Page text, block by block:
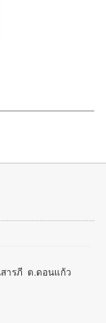
สารภี ต.ดอนแก้ว